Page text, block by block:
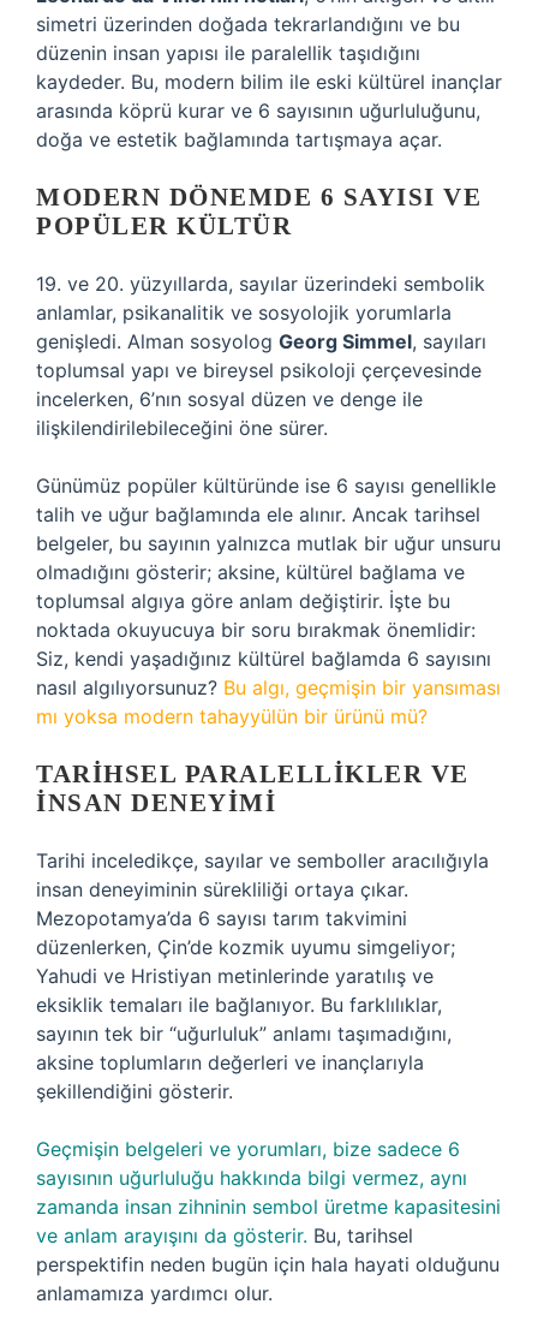
simetri üzerinden doğada tekrarlandığını ve bu
düzenin insan yapısı ile paralellik taşıdığını
kaydeder. Bu, modern bilim ile eski kültürel inançlar
arasında köprü kurar ve 6 sayısının uğurluluğunu,
doğa ve estetik bağlamında tartışmaya açar.
MODERN DÖNEMDE 6 SAYISI VE
POPÜLER KÜLTÜR
19. ve 20. yüzyıllarda, sayılar üzerindeki sembolik
anlamlar, psikanalitik ve sosyolojik yorumlarla
genişledi. Alman sosyolog Georg Simmel, sayıları
toplumsal yapı ve bireysel psikoloji çerçevesinde
incelerken, 6’nın sosyal düzen ve denge ile
ilişkilendirilebileceğini öne sürer.
Günümüz popüler kültüründe ise 6 sayısı genellikle
talih ve uğur bağlamında ele alınır. Ancak tarihsel
belgeler, bu sayının yalnızca mutlak bir uğur unsuru
olmadığını gösterir; aksine, kültürel bağlama ve
toplumsal algıya göre anlam değiştirir. İşte bu
noktada okuyucuya bir soru bırakmak önemlidir:
Siz, kendi yaşadığınız kültürel bağlamda 6 sayısını
nasıl algılıyorsunuz? Bu algı, geçmişin bir yansıması
mı yoksa modern tahayyülün bir ürünü mü?
TARIHSEL PARALELLIKLER VE
İNSAN DENEYIMI
Tarihi inceledikçe, sayılar ve semboller aracılığıyla
insan deneyiminin sürekliliği ortaya çıkar.
Mezopotamya’da 6 sayısı tarım takvimini
düzenlerken, Çin’de kozmik uyumu simgeliyor;
Yahudi ve Hristiyan metinlerinde yaratılış ve
eksiklik temaları ile bağlanıyor. Bu farklılıklar,
sayının tek bir “uğurluluk” anlamı taşımadığını,
aksine toplumların değerleri ve inançlarıyla
şekillendiğini gösterir.
Geçmişin belgeleri ve yorumları, bize sadece 6
sayısının uğurluluğu hakkında bilgi vermez, aynı
zamanda insan zihninin sembol üretme kapasitesini
ve anlam arayışını da gösterir. Bu, tarihsel
perspektifin neden bugün için hala hayati olduğunu
anlamamıza yardımcı olur.